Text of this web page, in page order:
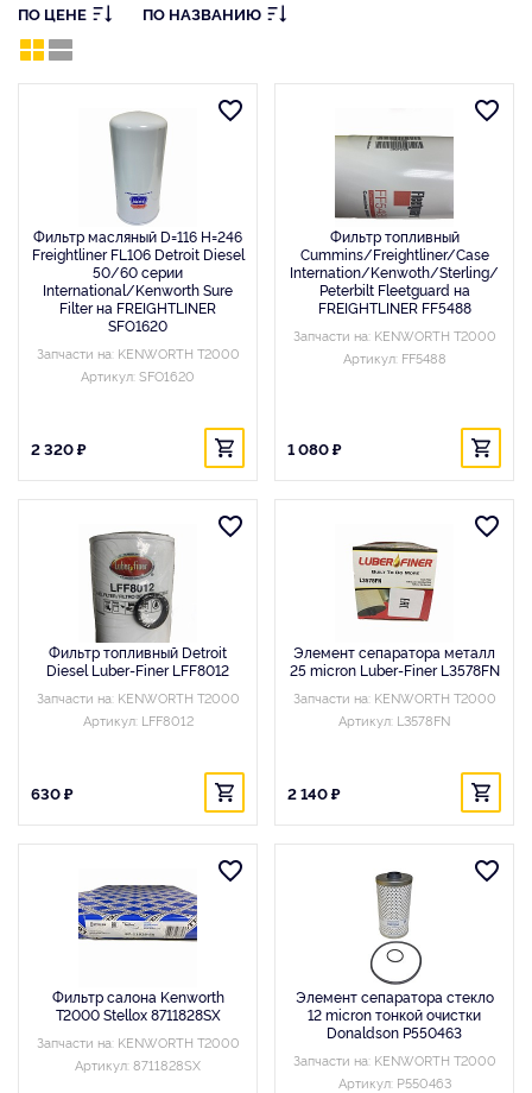
ПО ЦЕНЕ
ПО НАЗВАНИЮ
Фильтр масляный D=116 H=246
Freightliner FL106 Detroit Diesel
50/60 серии
International/Kenworth Sure
Filter на FREIGHTLINER
SFO1620
Запчасти на: KENWORTH T2000
Артикул: SFO1620
2 320 ₽
Фильтр топливный
Cummins/Freightliner/Case
Internation/Kenwoth/Sterling/
Peterbilt Fleetguard на
FREIGHTLINER FF5488
Запчасти на: KENWORTH T2000
Артикул: FF5488
1 080 ₽
Фильтр топливный Detroit
Diesel Luber-Finer LFF8012
Запчасти на: KENWORTH T2000
Артикул: LFF8012
630 ₽
Элемент сепаратора металл
25 micron Luber-Finer L3578FN
Запчасти на: KENWORTH T2000
Артикул: L3578FN
2 140 ₽
Фильтр салона Kenworth
T2000 Stellox 8711828SX
Запчасти на: KENWORTH T2000
Артикул: 8711828SX
Элемент сепаратора стекло
12 micron тонкой очистки
Donaldson P550463
Запчасти на: KENWORTH T2000
Артикул: P550463